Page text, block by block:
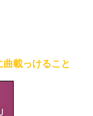
載っけること